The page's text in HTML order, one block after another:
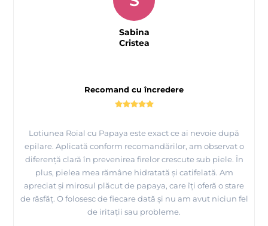
Recomand cu încredere
Lotiunea Roial cu Papaya este exact ce ai nevoie după
epilare. Aplicată conform recomandărilor, am observat o
diferență clară în prevenirea firelor crescute sub piele. În
plus, pielea mea rămâne hidratată și catifelată. Am
apreciat și mirosul plăcut de papaya, care îți oferă o stare
de răsfăț. O folosesc de fiecare dată și nu am avut niciun fel
de iritații sau probleme.
Sabina
Cristea